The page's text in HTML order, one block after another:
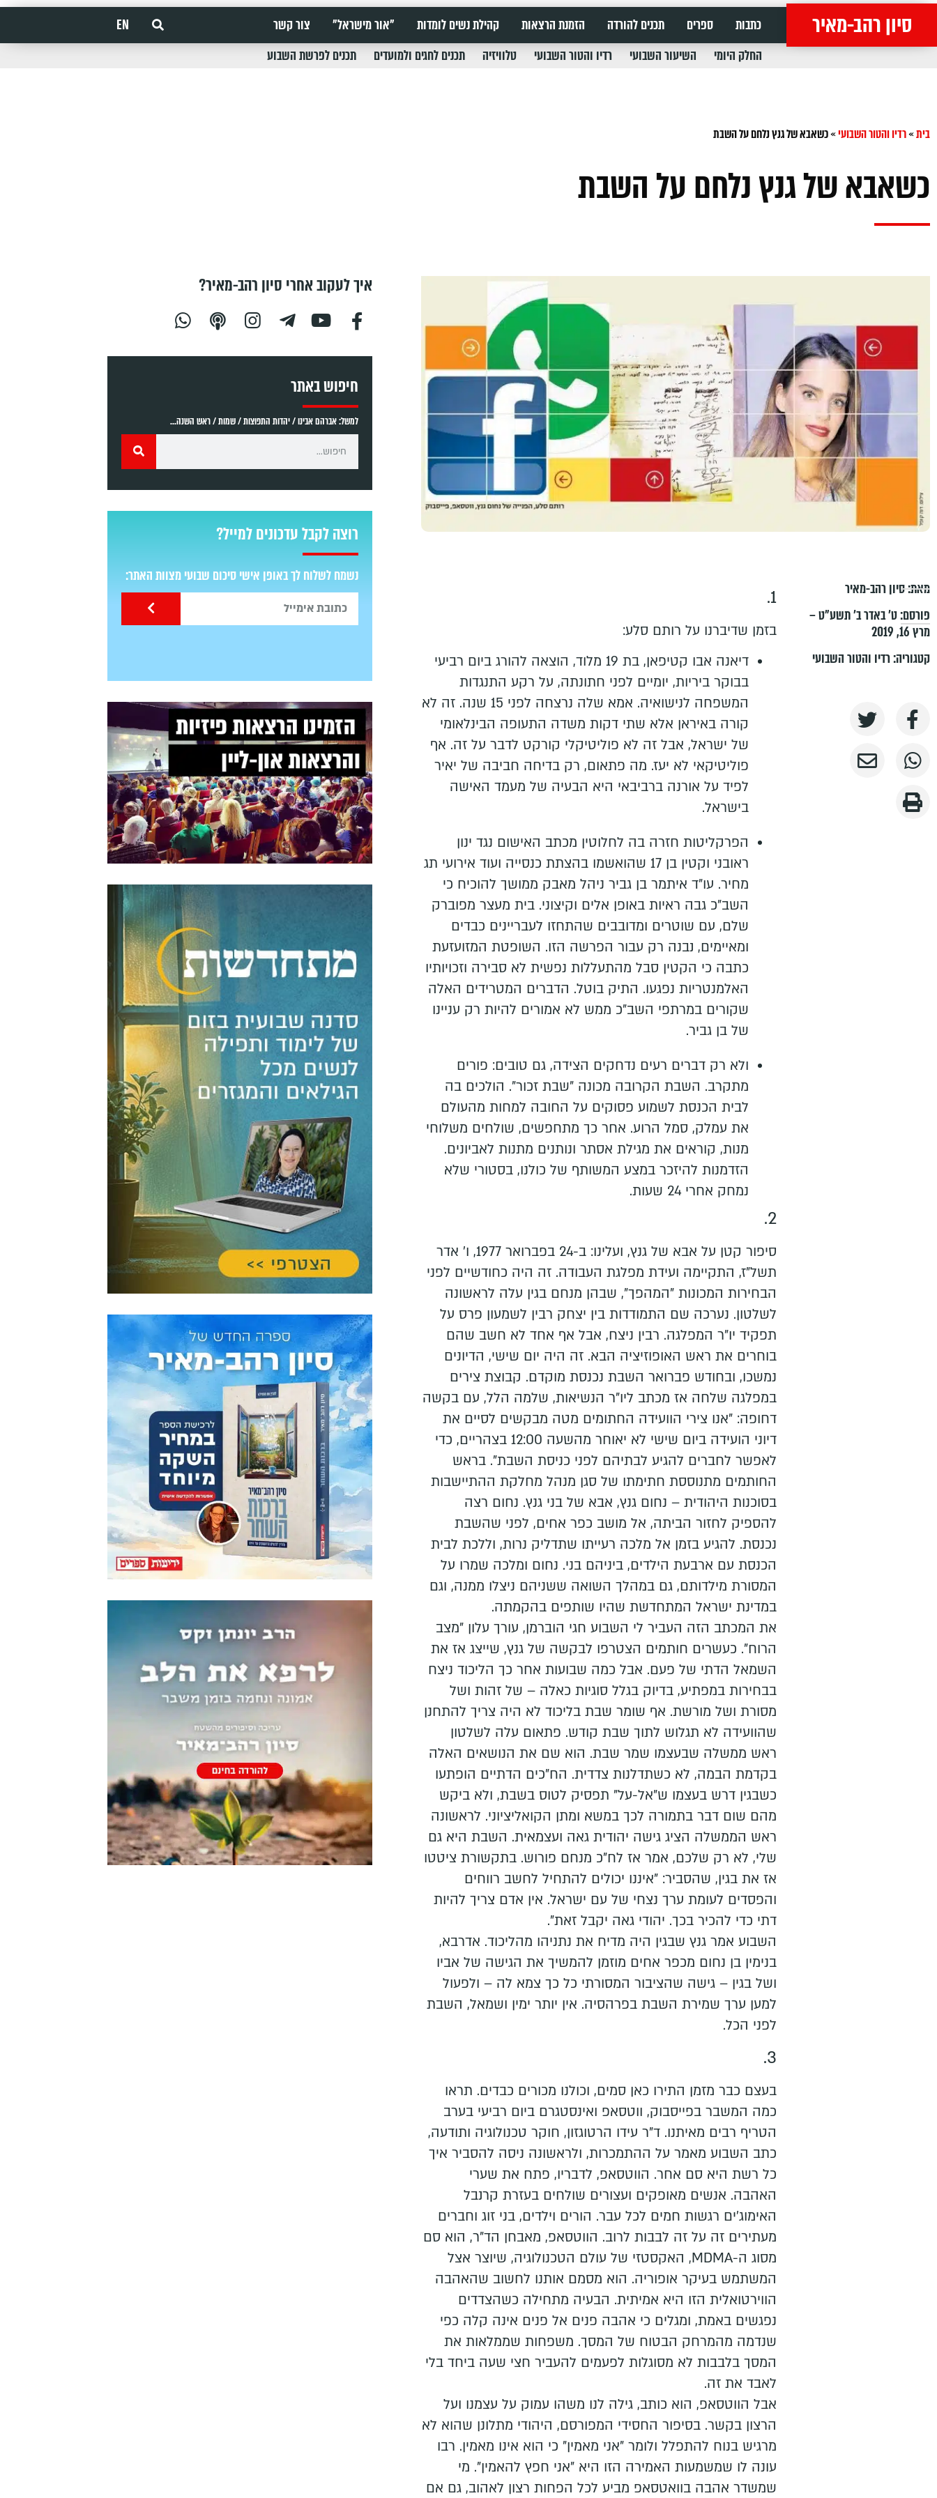
סיון רהב-מאיר כתבות ספרים תכנים להורדה הזמנת הרצאות קהילת נשים לומדות "אור מישראל" צור קשר
EN
החלק היומי
השיעור השבועי רדיו והטור השבועי טלוויזיה תכנים לחגים ולמועדים תכנים לפרשת השבוע
בית»רדיו והטור השבועי»כשאבא של גנץ נלחם על השבת
כשאבא של גנץ נלחם על השבת
מאת:סיון רהב-מאיר
פורסם:ט׳ באדר ב׳ תשע״ט –
מרץ 16, 2019
קטגוריה:רדיו והטור השבועי
1.
בזמן שדיברנו על רותם סלע:
דיאנה אבו קטיפאן, בת 19 מלוד, הוצאה להורג ביום רביעי
בבוקר ביריות, יומיים לפני חתונתה, על רקע התנגדות
המשפחה לנישואיה. אמא שלה נרצחה לפני 15 שנה. זה לא
קורה באיראן אלא שתי דקות משדה התעופה הבינלאומי
של ישראל, אבל זה לא פוליטיקלי קורקט לדבר על זה. אף
פוליטיקאי לא יעז. מה פתאום, רק בדיחה חביבה של יאיר
לפיד על אורנה ברביבאי היא הבעיה של מעמד האישה
בישראל.
הפרקליטות חזרה בה לחלוטין מכתב האישום נגד ינון
ראובני וקטין בן 17 שהואשמו בהצתת כנסייה ועוד אירועי תג
מחיר. עו"ד איתמר בן גביר ניהל מאבק ממושך להוכיח כי
השב"כ גבה ראיות באופן אלים וקיצוני. בית מעצר מפוברק
שלם, עם שוטרים ומדובבים שהתחזו לעבריינים כבדים
ומאיימים, נבנה רק עבור הפרשה הזו. השופטת המזועזעת
כתבה כי הקטין סבל מהתעללות נפשית לא סבירה וזכויותיו
האלמנטריות נפגעו. התיק בוטל. הדברים המטרידים האלה
שקורים במרתפי השב"כ ממש לא אמורים להיות רק עניינו
של בן גביר.
ולא רק דברים רעים נדחקים הצידה, גם טובים: פורים
מתקרב. השבת הקרובה מכונה "שבת זכור". הולכים בה
לבית הכנסת לשמוע פסוקים על החובה למחות מהעולם
את עמלק, סמל הרוע. אחר כך מתחפשים, שולחים משלוחי
מנות, קוראים את מגילת אסתר ונותנים מתנות לאביונים.
הזדמנות להיזכר במצע המשותף של כולנו, בסטורי שלא
נמחק אחרי 24 שעות.
2.
סיפור קטן על אבא של גנץ, ועלינו: ב-24 בפברואר 1977, ו' אדר
תשל"ז, התקיימה ועידת מפלגת העבודה. זה היה כחודשיים לפני
הבחירות המכונות "המהפך", שבהן מנחם בגין עלה לראשונה
לשלטון. נערכה שם התמודדות בין יצחק רבין לשמעון פרס על
תפקיד יו"ר המפלגה. רבין ניצח, אבל אף אחד לא חשב שהם
בוחרים את ראש האופוזיציה הבא. זה היה יום שישי, הדיונים
נמשכו, ובחודש פברואר השבת נכנסת מוקדם. קבוצת צירים
במפלגה שלחה אז מכתב ליו"ר הנשיאות, שלמה הלל, עם בקשה
דחופה: "אנו צירי הוועידה החתומים מטה מבקשים לסיים את
דיוני הועידה ביום שישי לא יאוחר מהשעה 12:00 בצהריים, כדי
לאפשר לחברים להגיע לבתיהם לפני כניסת השבת". בראש
החותמים מתנוססת חתימתו של סגן מנהל מחלקת ההתיישבות
בסוכנות היהודית – נחום גנץ, אבא של בני גנץ. נחום רצה
להספיק לחזור הביתה, אל מושב כפר אחים, לפני שהשבת
נכנסת. להגיע בזמן אל מלכה רעייתו שתדליק נרות, וללכת לבית
הכנסת עם ארבעת הילדים, ביניהם בני. נחום ומלכה שמרו על
המסורת מילדותם, גם במהלך השואה ששניהם ניצלו ממנה, וגם
במדינת ישראל המתחדשת שהיו שותפים בהקמתה.
את המכתב הזה העביר לי השבוע חגי הוברמן, עורך עלון "מצב
הרוח". כעשרים חותמים הצטרפו לבקשה של גנץ, שייצג אז את
השמאל הדתי של פעם. אבל כמה שבועות אחר כך הליכוד ניצח
בבחירות במפתיע, בדיוק בגלל סוגיות כאלה – של זהות ושל
מסורת ושל מורשת. אף שומר שבת בליכוד לא היה צריך להתחנן
שהוועידה לא תגלוש לתוך שבת קודש. פתאום עלה לשלטון
ראש ממשלה שבעצמו שמר שבת. הוא שם את הנושאים האלה
בקדמת הבמה, לא כשתדלנות צדדית. הח"כים הדתיים הופתעו
כשבגין דרש בעצמו ש"אל-על" תפסיק לטוס בשבת, ולא ביקש
מהם שום דבר בתמורה לכך במשא ומתן הקואליציוני. לראשונה
ראש הממשלה הציג גישה יהודית גאה ועצמאית. השבת היא גם
שלי, לא רק שלכם, אמר אז לח"כ מנחם פורוש. בתקשורת ציטטו
אז את בגין, שהסביר: "איננו יכולים להתחיל לחשב רווחים
והפסדים לעומת ערך נצחי של עם ישראל. אין אדם צריך להיות
דתי כדי להכיר בכך. יהודי גאה יקבל זאת".
השבוע אמר גנץ שבגין היה מדיח את נתניהו מהליכוד. אדרבא,
בנימין בן נחום מכפר אחים מוזמן להמשיך את הגישה של אביו
ושל בגין – גישה שהציבור המסורתי כל כך צמא לה – ולפעול
למען ערך שמירת השבת בפרהסיה. אין יותר ימין ושמאל, השבת
לפני הכל.
3.
בעצם כבר מזמן התירו כאן סמים, וכולנו מכורים כבדים. תראו
כמה המשבר בפייסבוק, ווטסאפ ואינסטגרם ביום רביעי בערב
הטריף רבים מאיתנו. ד"ר עידו הרטוגזון, חוקר טכנולוגיה ותודעה,
כתב השבוע מאמר על ההתמכרות, ולראשונה ניסה להסביר איך
כל רשת היא סם אחר. הווטסאפ, לדבריו, פתח את שערי
האהבה. אנשים מאופקים ועצורים שולחים בעזרת קרנבל
האימוג'ים רגשות חמים לכל עבר. הורים וילדים, בני זוג וחברים
מעתירים זה על זה לבבות לרוב. הווטסאפ, מאבחן הד"ר, הוא סם
מסוג ה-MDMA, האקסטזי של עולם הטכנולוגיה, שיוצר אצל
המשתמש בעיקר אופוריה. הוא מסמם אותנו לחשוב שהאהבה
הווירטואלית הזו היא אמיתית. הבעיה מתחילה כשהצדדים
נפגשים באמת, ומגלים כי אהבה פנים אל פנים אינה קלה כפי
שנדמה מהמרחק הבטוח של המסך. משפחות שממלאות את
המסך בלבבות לא מסוגלות לפעמים להעביר חצי שעה ביחד בלי
לאבד את זה.
אבל הווטסאפ, הוא כותב, גילה לנו משהו עמוק על עצמנו ועל
הרצון בקשר. בסיפור החסידי המפורסם, היהודי מתלונן שהוא לא
מרגיש בנוח להתפלל ולומר "אני מאמין" כי הוא אינו מאמין. רבו
עונה לו שמשמעות האמירה הזו היא "אני חפץ להאמין". מי
שמשדר אהבה בוואטסאפ מביע לכל הפחות רצון לאהוב, גם אם
איך לעקוב אחרי סיון רהב-מאיר?
חיפוש באתר
למשל: אברהם אבינו / יהדות התפוצות / שמות / ראש השנה...
רוצה לקבל עדכונים למייל?
נשמח לשלוח לך באופן אישי סיכום שבועי מצוות האתר: